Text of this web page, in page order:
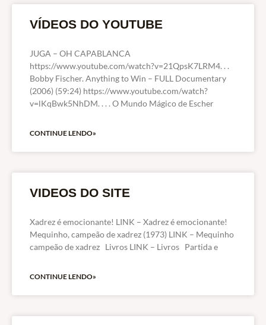
VÍDEOS DO YOUTUBE
JUGA – OH CAPABLANCA
https://www.youtube.com/watch?v=21QpsK7LRM4. . .
Bobby Fischer. Anything to Win – FULL Documentary
(2006) (59:24) https://www.youtube.com/watch?
v=lKqBwk5NhDM. . . . O Mundo Mágico de Escher
CONTINUE LENDO»
VIDEOS DO SITE
Xadrez é emocionante! LINK – Xadrez é emocionante!
Mequinho, campeão de xadrez (1973) LINK – Mequinho
campeão de xadrez Livros LINK – Livros Partida e
CONTINUE LENDO»